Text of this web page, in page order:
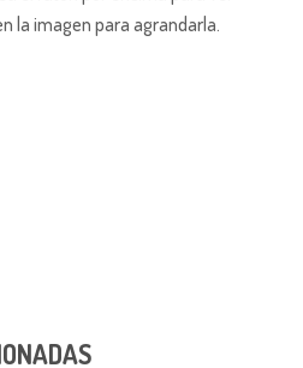
la imagen para agrandarla.